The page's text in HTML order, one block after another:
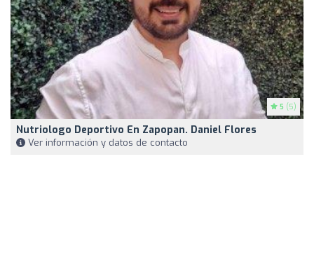
5 (5)
Nutriologo Deportivo En Zapopan. Daniel Flores
Ver información y datos de contacto